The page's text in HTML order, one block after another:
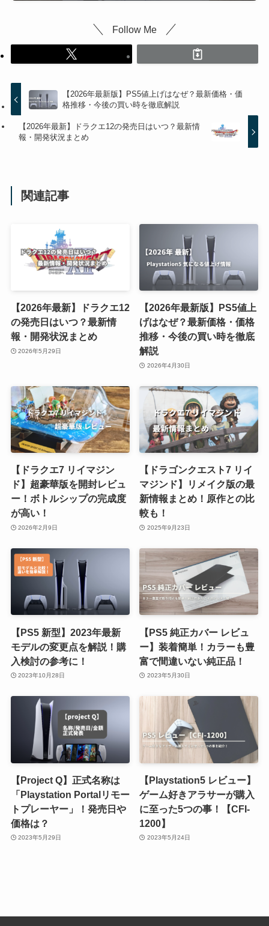
Follow Me
【2026年最新版】PS5値上げはなぜ？最新価格・価
格推移・今後の買い時を徹底解説
【2026年最新】ドラクエ12の発売日はいつ？最新情
報・開発状況まとめ
関連記事
【2026年最新】ドラクエ12
の発売日はいつ？最新情
報・開発状況まとめ
2026年5月29日
【2026年最新版】PS5値上
げはなぜ？最新価格・価格
推移・今後の買い時を徹底
解説
2026年4月30日
【ドラクエ7 リイマジン
ド】超豪華版を開封レビュ
ー！ボトルシップの完成度
が高い！
2026年2月9日
【ドラゴンクエスト7 リイ
マジンド】リメイク版の最
新情報まとめ！原作との比
較も！
2025年9月23日
【PS5 新型】2023年最新
モデルの変更点を解説！購
入検討の参考に！
2023年10月28日
【PS5 純正カバー レビュ
ー】装着簡単！カラーも豊
富で間違いない純正品！
2023年5月30日
【Project Q】正式名称は
「Playstation Portalリモー
トプレーヤー」！発売日や
価格は？
2023年5月29日
【Playstation5 レビュー】
ゲーム好きアラサーが購入
に至った5つの事！【CFI-
1200】
2023年5月24日